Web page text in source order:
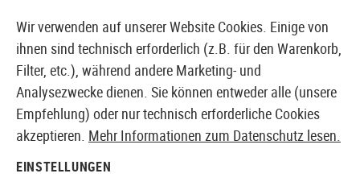
EUROPÄISCHER AIRSOFT SHOP & GROßHÄNDLER
Wir verwenden auf unserer Website Cookies. Einige von
ihnen sind technisch erforderlich (z.B. für den Warenkorb,
Filter, etc.), während andere Marketing- und
Analysezwecke dienen. Sie können entweder alle (unsere
Empfehlung) oder nur technisch erforderliche Cookies
akzeptieren. Mehr Informationen zum Datenschutz lesen.
EINSTELLUNGEN